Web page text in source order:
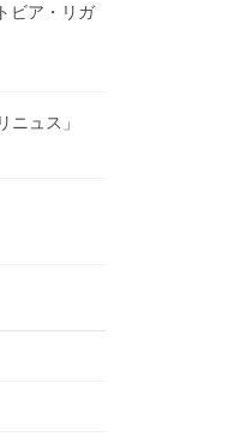
ビア・リガ
ニュス」